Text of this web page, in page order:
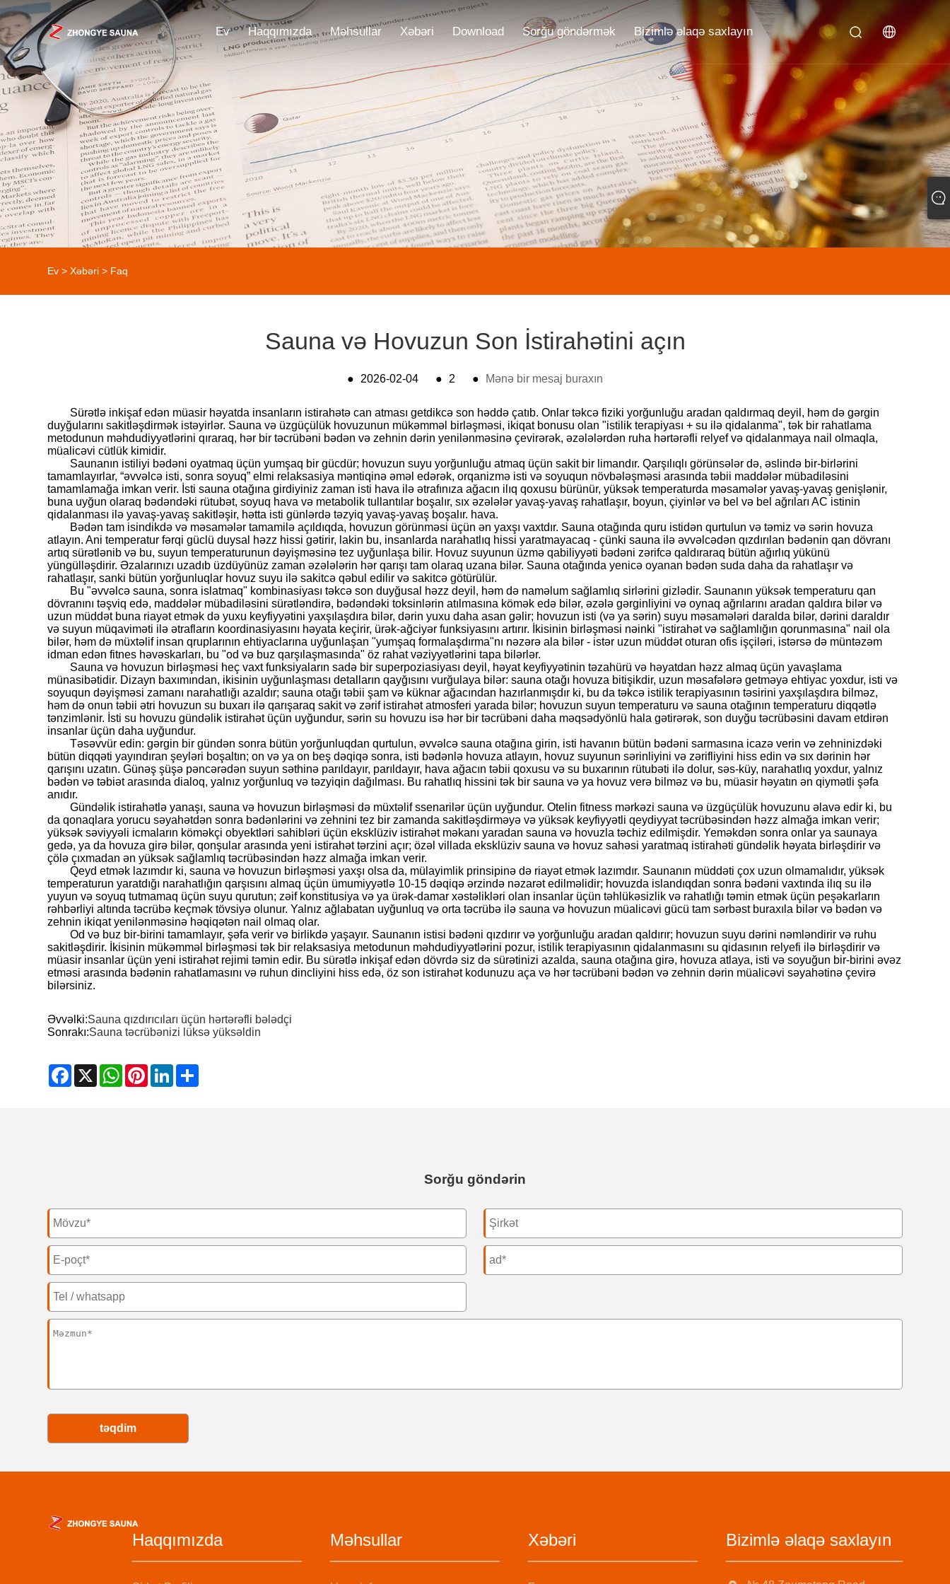
Ev Haqqımızda Məhsullar Xəbəri Download Sorğu göndərmək Bizimlə əlaqə saxlayın
Ev > Xəbəri > Faq
Sauna və Hovuzun Son İstirahətini açın
● 2026-02-04 ● 2 ● Mənə bir mesaj buraxın
Sürətlə inkişaf edən müasir həyatda insanların istirahətə can atması getdikcə son həddə çatıb. Onlar təkcə fiziki yorğunluğu aradan qaldırmaq deyil, həm də gərgin
duyğularını sakitləşdirmək istəyirlər. Sauna və üzgüçülük hovuzunun mükəmməl birləşməsi, ikiqat bonusu olan "istilik terapiyası + su ilə qidalanma", tək bir rahatlama
metodunun məhdudiyyətlərini qıraraq, hər bir təcrübəni bədən və zehnin dərin yenilənməsinə çevirərək, əzələlərdən ruha hərtərəfli relyef və qidalanmaya nail olmaqla,
müalicəvi cütlük kimidir.
Saunanın istiliyi bədəni oyatmaq üçün yumşaq bir gücdür; hovuzun suyu yorğunluğu atmaq üçün sakit bir limandır. Qarşılıqlı görünsələr də, əslində bir-birlərini
tamamlayırlar, “əvvəlcə isti, sonra soyuq” elmi relaksasiya məntiqinə əməl edərək, orqanizmə isti və soyuqun növbələşməsi arasında təbii maddələr mübadiləsini
tamamlamağa imkan verir. İsti sauna otağına girdiyiniz zaman isti hava ilə ətrafınıza ağacın ilıq qoxusu bürünür, yüksək temperaturda məsamələr yavaş-yavaş genişlənir,
buna uyğun olaraq bədəndəki rütubət, soyuq hava və metabolik tullantılar boşalır, sıx əzələlər yavaş-yavaş rahatlaşır, boyun, çiyinlər və bel və bel ağrıları AC istinin
qidalanması ilə yavaş-yavaş sakitləşir, hətta isti günlərdə təzyiq yavaş-yavaş boşalır. hava.
Bədən tam isindikdə və məsamələr tamamilə açıldıqda, hovuzun görünməsi üçün ən yaxşı vaxtdır. Sauna otağında quru istidən qurtulun və təmiz və sərin hovuza
atlayın. Ani temperatur fərqi güclü duysal həzz hissi gətirir, lakin bu, insanlarda narahatlıq hissi yaratmayacaq - çünki sauna ilə əvvəlcədən qızdırılan bədənin qan dövranı
artıq sürətlənib və bu, suyun temperaturunun dəyişməsinə tez uyğunlaşa bilir. Hovuz suyunun üzmə qabiliyyəti bədəni zərifcə qaldıraraq bütün ağırlıq yükünü
yüngülləşdirir. Əzalarınızı uzadıb üzdüyünüz zaman əzələlərin hər qarışı tam olaraq uzana bilər. Sauna otağında yenicə oyanan bədən suda daha da rahatlaşır və
rahatlaşır, sanki bütün yorğunluqlar hovuz suyu ilə sakitcə qəbul edilir və sakitcə götürülür.
Bu "əvvəlcə sauna, sonra islatmaq" kombinasiyası təkcə son duyğusal həzz deyil, həm də naməlum sağlamlıq sirlərini gizlədir. Saunanın yüksək temperaturu qan
dövranını təşviq edə, maddələr mübadiləsini sürətləndirə, bədəndəki toksinlərin atılmasına kömək edə bilər, əzələ gərginliyini və oynaq ağrılarını aradan qaldıra bilər və
uzun müddət buna riayət etmək də yuxu keyfiyyətini yaxşılaşdıra bilər, dərin yuxu daha asan gəlir; hovuzun isti (və ya sərin) suyu məsamələri daralda bilər, dərini daraldır
və suyun müqaviməti ilə ətrafların koordinasiyasını həyata keçirir, ürək-ağciyər funksiyasını artırır. İkisinin birləşməsi nəinki "istirahət və sağlamlığın qorunmasına" nail ola
bilər, həm də müxtəlif insan qruplarının ehtiyaclarına uyğunlaşan "yumşaq formalaşdırma"nı nəzərə ala bilər - istər uzun müddət oturan ofis işçiləri, istərsə də müntəzəm
idman edən fitnes həvəskarları, bu "od və buz qarşılaşmasında" öz rahat vəziyyətlərini tapa bilərlər.
Sauna və hovuzun birləşməsi heç vaxt funksiyaların sadə bir superpoziasiyası deyil, həyat keyfiyyətinin təzahürü və həyatdan həzz almaq üçün yavaşlama
münasibətidir. Dizayn baxımından, ikisinin uyğunlaşması detalların qayğısını vurğulaya bilər: sauna otağı hovuza bitişikdir, uzun məsafələrə getməyə ehtiyac yoxdur, isti və
soyuqun dəyişməsi zamanı narahatlığı azaldır; sauna otağı təbii şam və küknar ağacından hazırlanmışdır ki, bu da təkcə istilik terapiyasının təsirini yaxşılaşdıra bilməz,
həm də onun təbii ətri hovuzun su buxarı ilə qarışaraq sakit və zərif istirahət atmosferi yarada bilər; hovuzun suyun temperaturu və sauna otağının temperaturu diqqətlə
tənzimlənir. İsti su hovuzu gündəlik istirahət üçün uyğundur, sərin su hovuzu isə hər bir təcrübəni daha məqsədyönlü hala gətirərək, son duyğu təcrübəsini davam etdirən
insanlar üçün daha uyğundur.
Təsəvvür edin: gərgin bir gündən sonra bütün yorğunluqdan qurtulun, əvvəlcə sauna otağına girin, isti havanın bütün bədəni sarmasına icazə verin və zehninizdəki
bütün diqqəti yayındıran şeyləri boşaltın; on və ya on beş dəqiqə sonra, isti bədənlə hovuza atlayın, hovuz suyunun sərinliyini və zərifliyini hiss edin və sıx dərinin hər
qarışını uzatın. Günəş şüşə pəncərədən suyun səthinə parıldayır, parıldayır, hava ağacın təbii qoxusu və su buxarının rütubəti ilə dolur, səs-küy, narahatlıq yoxdur, yalnız
bədən və təbiət arasında dialoq, yalnız yorğunluq və təzyiqin dağılması. Bu rahatlıq hissini tək bir sauna və ya hovuz verə bilməz və bu, müasir həyatın ən qiymətli şəfa
anıdır.
Gündəlik istirahətlə yanaşı, sauna və hovuzun birləşməsi də müxtəlif ssenarilər üçün uyğundur. Otelin fitness mərkəzi sauna və üzgüçülük hovuzunu əlavə edir ki, bu
da qonaqlara yorucu səyahətdən sonra bədənlərini və zehnini tez bir zamanda sakitləşdirməyə və yüksək keyfiyyətli qeydiyyat təcrübəsindən həzz almağa imkan verir;
yüksək səviyyəli icmaların köməkçi obyektləri sahibləri üçün eksklüziv istirahət məkanı yaradan sauna və hovuzla təchiz edilmişdir. Yeməkdən sonra onlar ya saunaya
gedə, ya da hovuza girə bilər, qonşular arasında yeni istirahət tərzini açır; özəl villada eksklüziv sauna və hovuz sahəsi yaratmaq istirahəti gündəlik həyata birləşdirir və
çölə çıxmadan ən yüksək sağlamlıq təcrübəsindən həzz almağa imkan verir.
Qeyd etmək lazımdır ki, sauna və hovuzun birləşməsi yaxşı olsa da, mülayimlik prinsipinə də riayət etmək lazımdır. Saunanın müddəti çox uzun olmamalıdır, yüksək
temperaturun yaratdığı narahatlığın qarşısını almaq üçün ümumiyyətlə 10-15 dəqiqə ərzində nəzarət edilməlidir; hovuzda islandıqdan sonra bədəni vaxtında ilıq su ilə
yuyun və soyuq tutmamaq üçün suyu qurutun; zəif konstitusiya və ya ürək-damar xəstəlikləri olan insanlar üçün təhlükəsizlik və rahatlığı təmin etmək üçün peşəkarların
rəhbərliyi altında təcrübə keçmək tövsiyə olunur. Yalnız ağlabatan uyğunluq və orta təcrübə ilə sauna və hovuzun müalicəvi gücü tam sərbəst buraxıla bilər və bədən və
zehnin ikiqat yenilənməsinə həqiqətən nail olmaq olar.
Od və buz bir-birini tamamlayır, şəfa verir və birlikdə yaşayır. Saunanın istisi bədəni qızdırır və yorğunluğu aradan qaldırır; hovuzun suyu dərini nəmləndirir və ruhu
sakitləşdirir. İkisinin mükəmməl birləşməsi tək bir relaksasiya metodunun məhdudiyyətlərini pozur, istilik terapiyasının qidalanmasını su qidasının relyefi ilə birləşdirir və
müasir insanlar üçün yeni istirahət rejimi təmin edir. Bu sürətlə inkişaf edən dövrdə siz də sürətinizi azalda, sauna otağına girə, hovuza atlaya, isti və soyuğun bir-birini əvəz
etməsi arasında bədənin rahatlamasını və ruhun dincliyini hiss edə, öz son istirahət kodunuzu aça və hər təcrübəni bədən və zehnin dərin müalicəvi səyahətinə çevirə
bilərsiniz.
Əvvəlki:Sauna qızdırıcıları üçün hərtərəfli bələdçi
Sonrakı:Sauna təcrübənizi lüksə yüksəldin
Facebook
X WhatsApp
PinterestLinkedIn
Sorğu göndərin
təqdim
Haqqımızda Məhsullar Xəbəri Bizimlə əlaqə saxlayın